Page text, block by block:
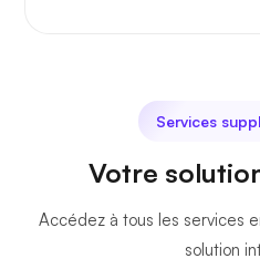
Services
Votre
Accédez à tous les services
solution